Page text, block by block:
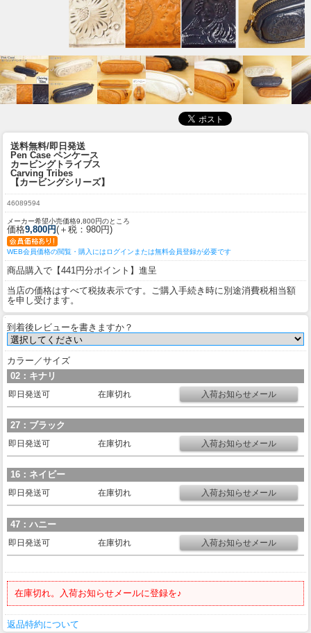
送料無料/即日発送
Pen Case ペンケース
カービングトライブス
Carving Tribes
【カービングシリーズ】
46089594
メーカー希望小売価格9,800円のところ
価格9,800円(＋税：980円)
WEB会員価格の閲覧・購入にはログインまたは無料会員登録が必要です
商品購入で【441円分ポイント】進呈
当店の価格はすべて税抜表示です。ご購入手続き時に別途消費税相当額
を申し受けます。
到着後レビューを書きますか？
カラー／サイズ
02：キナリ
即日発送可 在庫切れ
27：ブラック
即日発送可 在庫切れ
16：ネイビー
即日発送可 在庫切れ
47：ハニー
即日発送可 在庫切れ
在庫切れ。入荷お知らせメールに登録を♪
返品特約について